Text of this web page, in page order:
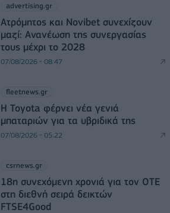
advertising.gr
Ατρόμητος και Novibet συνεχίζουν
μαζί: Ανανέωση της συνεργασίας
τους μέχρι το 2028
07/08/2026 - 08:47
fleetnews.gr
Η Toyota φέρνει νέα γενιά
μπαταριών για τα υβριδικά της
07/08/2026 - 05:22
csrnews.gr
18η συνεχόμενη χρονιά για τον ΟΤΕ
στη διεθνή σειρά δεικτών
FTSE4Good